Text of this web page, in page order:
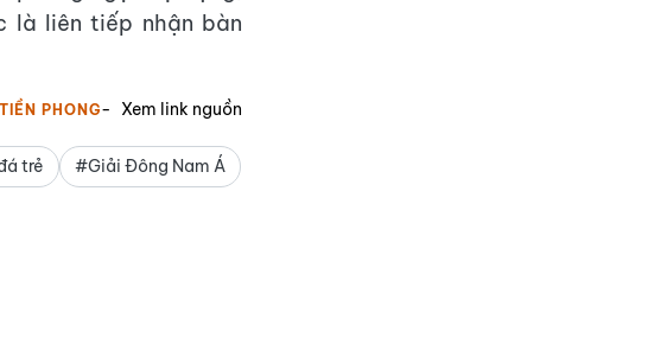
là liên tiếp nhận bàn
PHONG Xem link nguồn
trẻ #Giải Đông Nam Á